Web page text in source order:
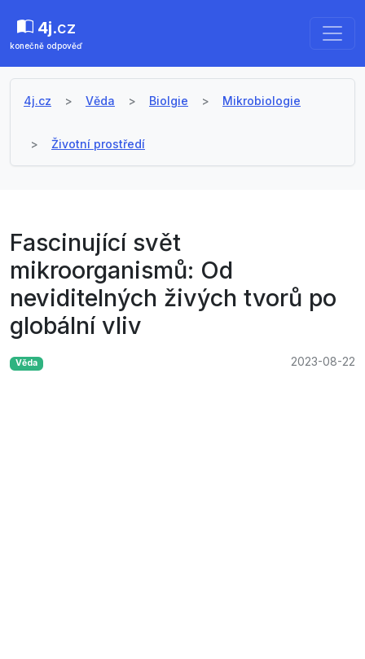
4j.cz
konečně odpověď
4j.cz Věda Biolgie Mikrobiologie
Životní prostředí
Fascinující svět
mikroorganismů: Od
neviditelných živých tvorů po
globální vliv
Věda 2023-08-22